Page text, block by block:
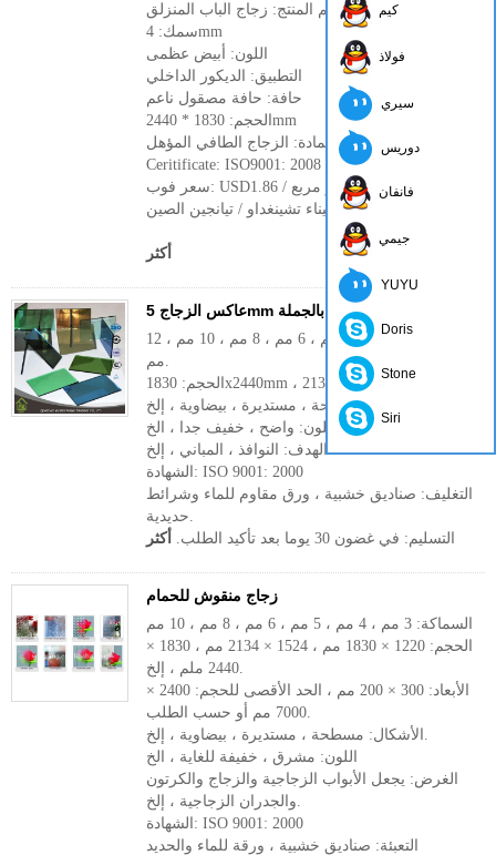
اسم المنتج: زجاج الباب المنزلق
سمك: 4mm
اللون: أبيض عظمى
التطبيق: الديكور الداخلي
حافة: حافة مصقول ناعم
الحجم: 1830 * 2440mm
المادة: الزجاج الطافي المؤهل
Ceritificate: ISO9001: 2008
سعر فوب: USD1.86 / متر مربع
ميناء: ميناء تشينغداو / تيانجين الصين
أكثر
عاكس الزجاج 5mm بالجملة
السماكة: 4 مم ، 5 مم ، 6 مم ، 8 مم ، 10 مم ، 12
مم.
اللون: واضح ، خفيف جدا ، الخ
الهدف: النوافذ ، المباني ، إلخ.
الشهادة: ISO 9001: 2000
التغليف: صناديق خشبية ، ورق مقاوم للماء وشرائط
حديدية.
التسليم: في غضون 30 يوما بعد تأكيد الطلب.
أكثر
زجاج منقوش للحمام
السماكة: 3 مم ، 4 مم ، 5 مم ، 6 مم ، 8 مم ، 10 مم
الحجم: 1220 × 1830 مم ، 1524 × 2134 مم ، 1830 ×
2440 ملم ، إلخ.
الأبعاد: 300 × 200 مم ، الحد الأقصى للحجم: 2400 ×
7000 مم أو حسب الطلب.
الأشكال: مسطحة ، مستديرة ، بيضاوية ، إلخ.
اللون: مشرق ، خفيفة للغاية ، الخ
الغرض: يجعل الأبواب الزجاجية والزجاج والكرتون
والجدران الزجاجية ، إلخ.
الشهادة: ISO 9001: 2000
التعبئة: صناديق خشبية ، ورقة للماء والحديد
كيم
فولاذ
سيري
دوريس
فانفان
جيمي
YUYU
Doris
Stone
Siri